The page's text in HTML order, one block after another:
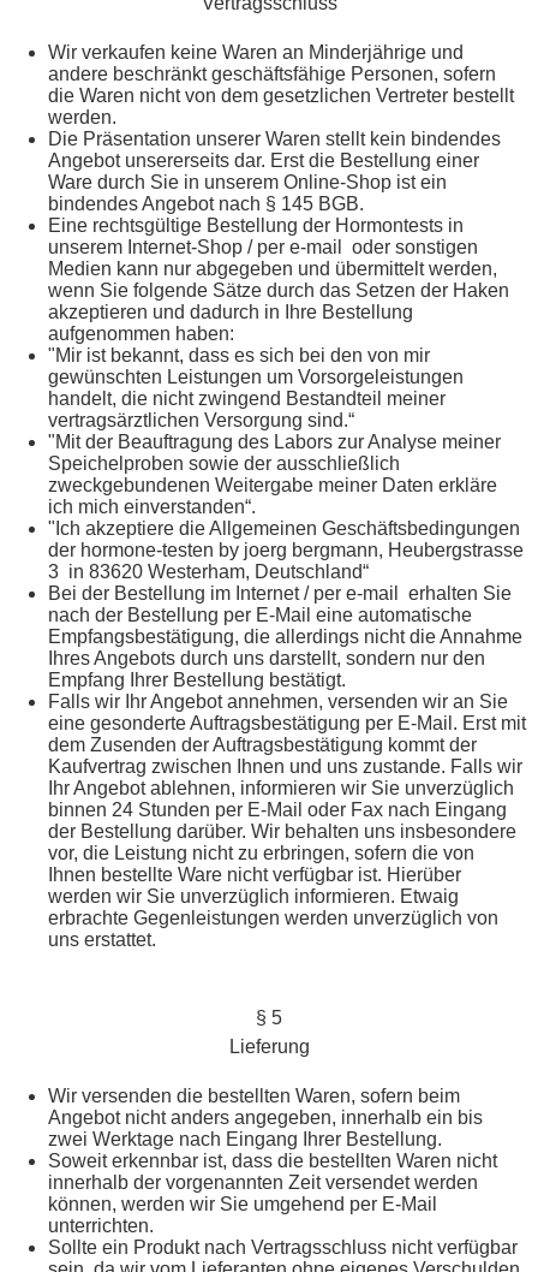
Wir verkaufen keine Waren an Minderjährige und
andere beschränkt geschäftsfähige Personen, sofern
die Waren nicht von dem gesetzlichen Vertreter bestellt
werden.
Die Präsentation unserer Waren stellt kein bindendes
Angebot unsererseits dar. Erst die Bestellung einer
Ware durch Sie in unserem Online-Shop ist ein
bindendes Angebot nach § 145 BGB.
Eine rechtsgültige Bestellung der Hormontests in
unserem Internet-Shop / per e-mail oder sonstigen
Medien kann nur abgegeben und übermittelt werden,
wenn Sie folgende Sätze durch das Setzen der Haken
akzeptieren und dadurch in Ihre Bestellung
aufgenommen haben:
"Mir ist bekannt, dass es sich bei den von mir
gewünschten Leistungen um Vorsorgeleistungen
handelt, die nicht zwingend Bestandteil meiner
vertragsärztlichen Versorgung sind.“
"Mit der Beauftragung des Labors zur Analyse meiner
Speichelproben sowie der ausschließlich
zweckgebundenen Weitergabe meiner Daten erkläre
ich mich einverstanden“.
"Ich akzeptiere die Allgemeinen Geschäftsbedingungen
der hormone-testen by joerg bergmann, Heubergstrasse
3 in 83620 Westerham, Deutschland“
Bei der Bestellung im Internet / per e-mail erhalten Sie
nach der Bestellung per E-Mail eine automatische
Empfangsbestätigung, die allerdings nicht die Annahme
Ihres Angebots durch uns darstellt, sondern nur den
Empfang Ihrer Bestellung bestätigt.
Falls wir Ihr Angebot annehmen, versenden wir an Sie
eine gesonderte Auftragsbestätigung per E-Mail. Erst mit
dem Zusenden der Auftragsbestätigung kommt der
Kaufvertrag zwischen Ihnen und uns zustande. Falls wir
Ihr Angebot ablehnen, informieren wir Sie unverzüglich
binnen 24 Stunden per E-Mail oder Fax nach Eingang
der Bestellung darüber. Wir behalten uns insbesondere
vor, die Leistung nicht zu erbringen, sofern die von
Ihnen bestellte Ware nicht verfügbar ist. Hierüber
werden wir Sie unverzüglich informieren. Etwaig
erbrachte Gegenleistungen werden unverzüglich von
uns erstattet.
§ 5
Lieferung
Wir versenden die bestellten Waren, sofern beim
Angebot nicht anders angegeben, innerhalb ein bis
zwei Werktage nach Eingang Ihrer Bestellung.
Soweit erkennbar ist, dass die bestellten Waren nicht
innerhalb der vorgenannten Zeit versendet werden
können, werden wir Sie umgehend per E-Mail
unterrichten.
Sollte ein Produkt nach Vertragsschluss nicht verfügbar